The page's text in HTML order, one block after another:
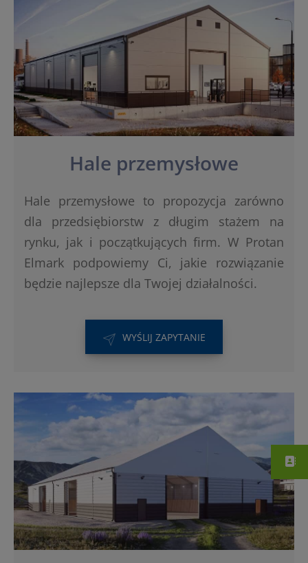
Hale przemysłowe
Hale przemysłowe to propozycja zarówno
dla przedsiębiorstw z długim stażem na
rynku, jak i początkujących firm. W Protan
Elmark podpowiemy Ci, jakie rozwiązanie
będzie najlepsze dla Twojej działalności.
WYŚLIJ ZAPYTANIE